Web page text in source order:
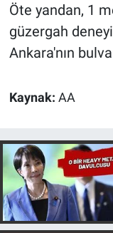
Öte yandan, 1
güzergah
Ankara'nın
Kaynak: AA